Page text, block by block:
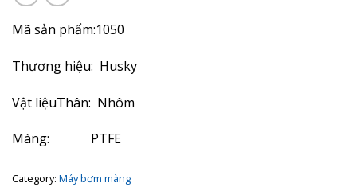
Mã sản phẩm:1050
Thương hiệu: Husky
Vật liệuThân: Nhôm
Màng: PTFE
Category: Máy bơm màng